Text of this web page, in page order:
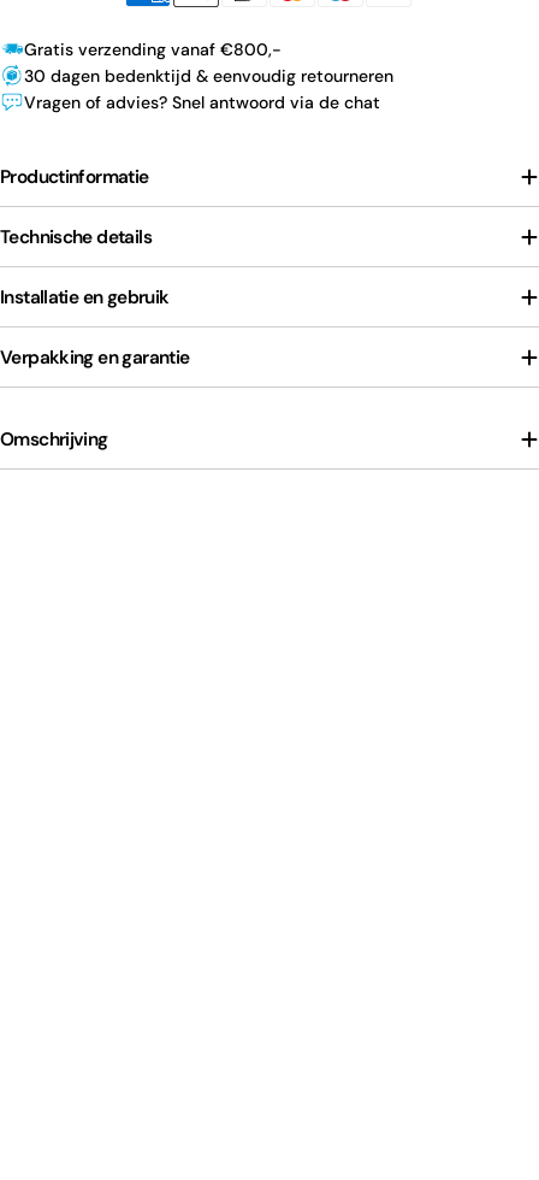
Gratis verzending vanaf €800,-
30 dagen bedenktijd & eenvoudig retourneren
Vragen of advies? Snel antwoord via de chat
Productinformatie
Technische details
Installatie en gebruik
Verpakking en garantie
Omschrijving